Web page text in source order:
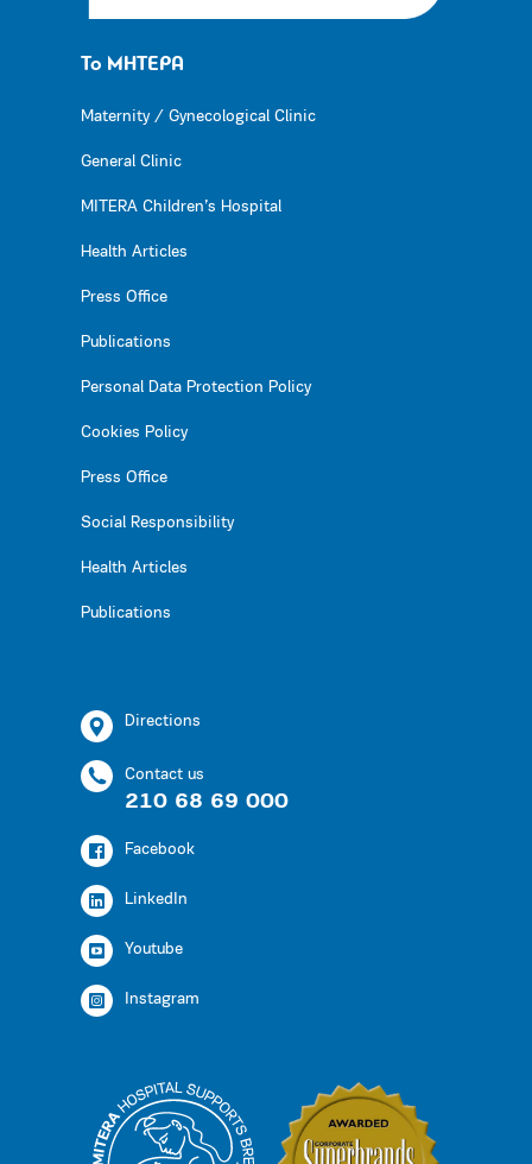
Το ΜΗΤΕΡΑ
Maternity / Gynecological Clinic
General Clinic
MITERA Children’s Hospital
Health Articles
Press Office
Publications
Personal Data Protection Policy
Cookies Policy
Press Office
Social Responsibility
Health Articles
Publications
Directions
Contact us
210 68 69 000
Facebook
LinkedIn
Youtube
Instagram